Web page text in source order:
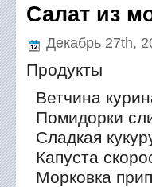
Салат из
Декабрь 27th,
Продукты
Ветчина
Помидорки
Сладкая
Капуста
Морковка